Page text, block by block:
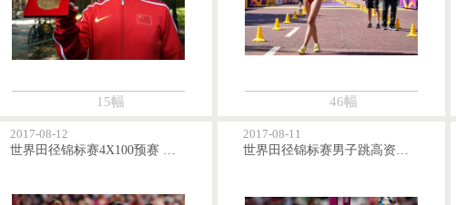
15幅 46幅
2017-08-12
世界田径锦标赛4X100预赛 中国男队进入决赛女队失利
2017-08-11
世界田径锦标赛男子跳高资格赛 王宇晋级决赛张国伟无缘决赛